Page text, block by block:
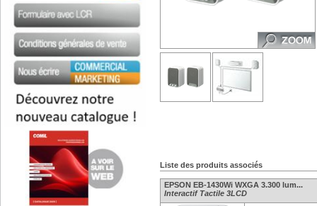
Liste des produits associés
EPSON EB-1430Wi WXGA 3.300 lum...
Interactif Tactile 3LCD